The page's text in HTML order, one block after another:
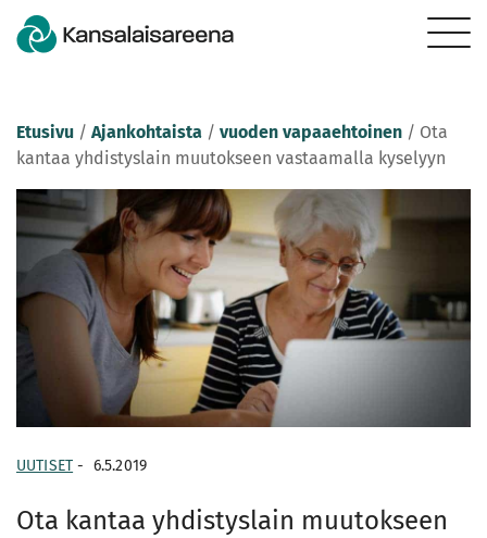
Etusivu / Ajankohtaista / vuoden vapaaehtoinen / Ota
kantaa yhdistyslain muutokseen vastaamalla kyselyyn
UUTISET - 6.5.2019
Ota kantaa yhdistyslain muutokseen